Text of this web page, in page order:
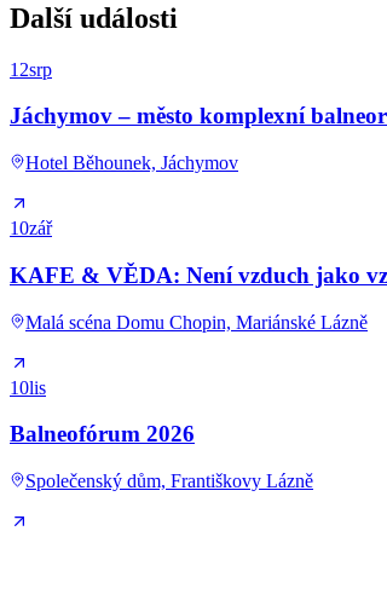
Další události
12srp
Jáchymov – město komplexní
Hotel Běhounek, Jáchymov
10zář
KAFE & VĚDA: Není vzduch jako
Malá scéna Domu Chopin, Mariánské Lázně
10lis
Balneofórum 2026
Společenský dům, Františkovy Lázně